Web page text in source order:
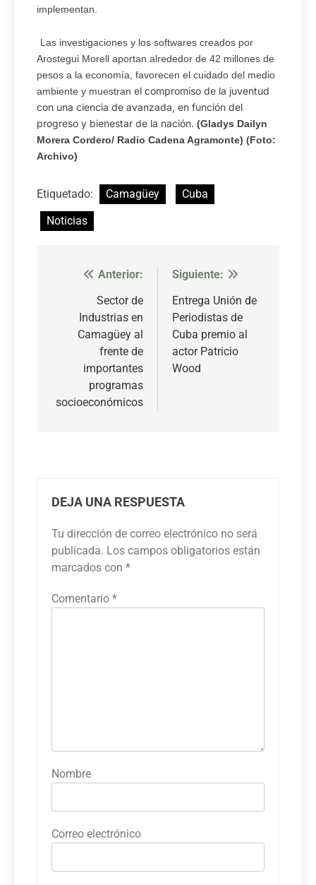
implementan.
Las investigaciones y los softwares creados por
Arostegui Morell aportan alrededor de 42 millones de
pesos a la economía, favorecen el cuidado del medio
ambiente y muestran el compromiso de la juventud
con una ciencia de avanzada, en función del
progreso y bienestar de la nación. (Gladys Dailyn
Morera Cordero/ Radio Cadena Agramonte) (Foto:
Archivo)
Etiquetado: Camagüey
Cuba
Noticias
Navegación
entradas
Anterior:
Sector de
Industrias en
Camagüey al
frente de
importantes
programas
socioeconómicos
Siguiente:
Entrega Unión de
Periodistas de
Cuba premio al
actor Patricio
Wood
DEJA UNA RESPUESTA
Tu dirección de correo electrónico no será
publicada. Los campos obligatorios están
marcados con *
Comentario *
Nombre
Correo electrónico